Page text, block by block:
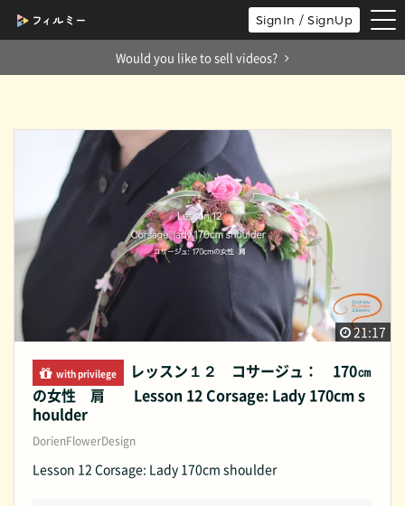
SignIn / SignUp
Would you like to sell videos?
21:17
with privilege
レッスン１２ コサージュ： 170㎝
の女性 肩 Lesson 12 Corsage: Lady 170cm s
houlder
DorienFlowerDesign
Lesson 12 Corsage: Lady 170cm shoulder